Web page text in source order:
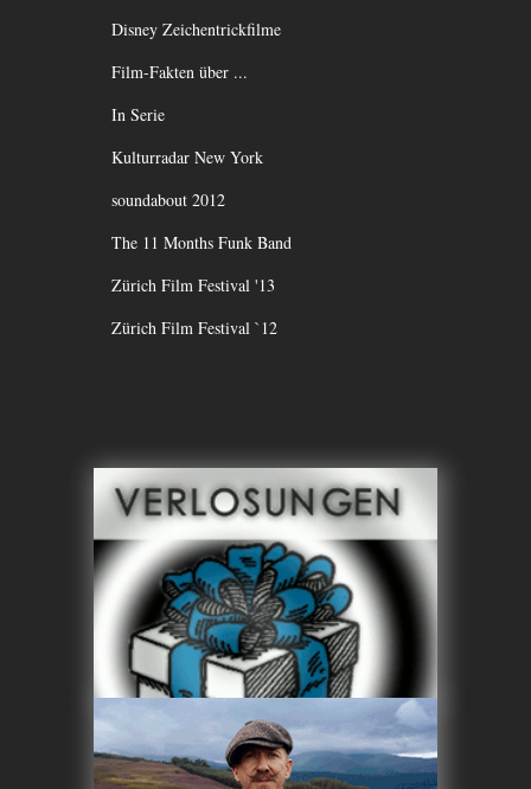
Disney Zeichentrickfilme
Film-Fakten über ...
In Serie
Kulturradar New York
soundabout 2012
The 11 Months Funk Band
Zürich Film Festival '13
Zürich Film Festival `12